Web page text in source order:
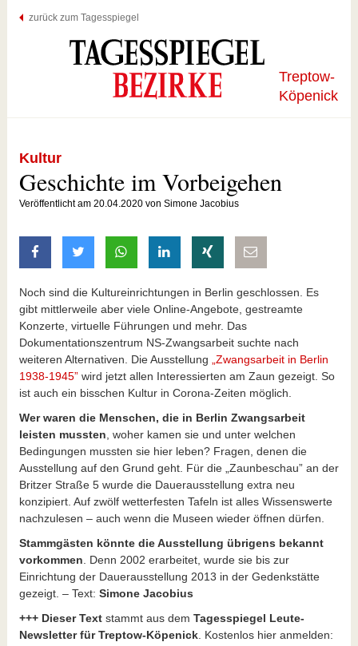
zurück zum Tagesspiegel
Treptow-
Köpenick
Kultur
Geschichte im Vorbeigehen
Veröffentlicht am 20.04.2020 von Simone Jacobius
auf Facebook teilen
auf Twitter teilenmit Whatsapp teilen
auf LinkedIn teilen
auf Xing teilen
Noch sind die Kultureinrichtungen in Berlin geschlossen. Es
gibt mittlerweile aber viele Online-Angebote, gestreamte
Konzerte, virtuelle Führungen und mehr. Das
Dokumentationszentrum NS-Zwangsarbeit suchte nach
weiteren Alternativen. Die Ausstellung
„Zwangsarbeit in Berlin
1938-1945”wird jetzt allen Interessierten am Zaun gezeigt. So
ist auch ein bisschen Kultur in Corona-Zeiten möglich.
Wer waren die Menschen, die in Berlin Zwangsarbeit
leisten mussten , woher kamen sie und unter welchen
Bedingungen mussten sie hier leben? Fragen, denen die
Ausstellung auf den Grund geht. Für die „Zaunbeschau” an der
Britzer Straße 5 wurde die Dauerausstellung extra neu
konzipiert. Auf zwölf wetterfesten Tafeln ist alles Wissenswerte
nachzulesen – auch wenn die Museen wieder öffnen dürfen.
Stammgästen könnte die Ausstellung übrigens bekannt
vorkommen . Denn 2002 erarbeitet, wurde sie bis zur
Einrichtung der Dauerausstellung 2013 in der Gedenkstätte
gezeigt. – Text: Simone Jacobius
+++ Dieser Textstammt aus dem Tagesspiegel Leute-
Newsletter für Treptow-Köpenick. Kostenlos hier anmelden: